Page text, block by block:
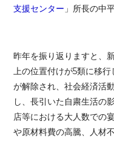
支援センター 」所長の中
昨年を振り返りますと、
上の位置付けが5類に移
が解除され、社会経済活
し、長引いた自粛生活の
店等における大人数での
や原材料費の高騰、人材